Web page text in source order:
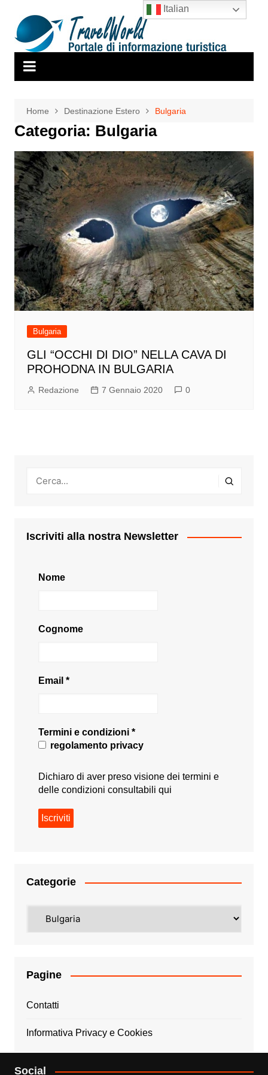
contenuto
Home Destinazione Estero Bulgaria
Categoria: Bulgaria
Bulgaria
GLI “OCCHI DI DIO” NELLA CAVA DI
PROHODNA IN BULGARIA
Redazione 7 Gennaio 2020 0
Iscriviti alla nostra Newsletter
Nome
Cognome
Email *
Termini e condizioni *
regolamento privacy
Dichiaro di aver preso visione dei termini e
delle condizioni consultabili qui
Categorie
Pagine
Contatti
Informativa Privacy e Cookies
Social
Italian